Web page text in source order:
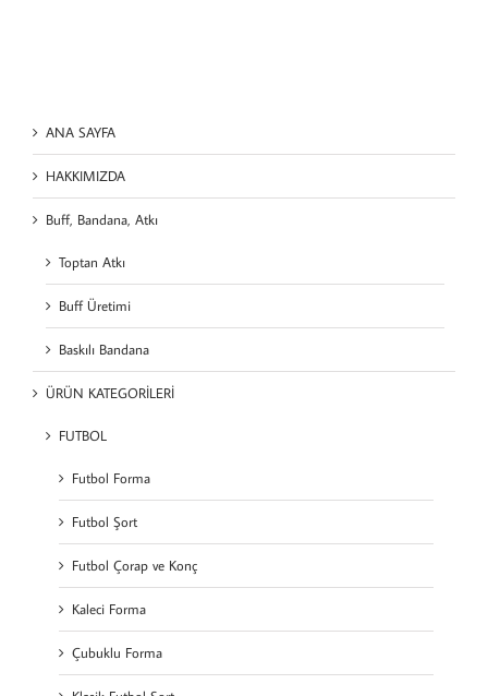
ANA SAYFA
HAKKIMIZDA
Buff, Bandana, Atkı
Toptan Atkı
Buff Üretimi
Baskılı Bandana
ÜRÜN KATEGORİLERİ
FUTBOL
Futbol Forma
Futbol Şort
Futbol Çorap ve Konç
Kaleci Forma
Çubuklu Forma